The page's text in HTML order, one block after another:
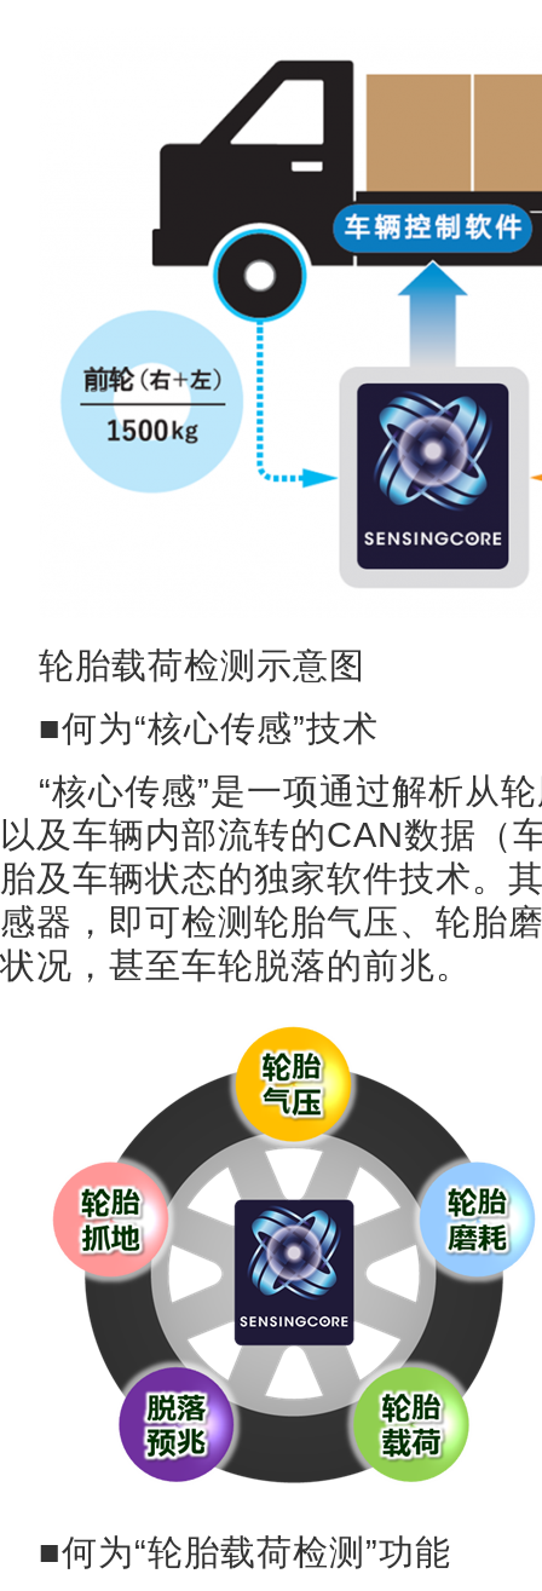
轮胎载荷检测示意图
■何为“核心传感”技术
“核心传感”是一项通过解析从
以及车辆内部流转的CAN数据（
胎及车辆状态的独家软件技术。
感器，即可检测轮胎气压、轮胎
状况，甚至车轮脱落的前兆。
■何为“轮胎载荷检测”功能